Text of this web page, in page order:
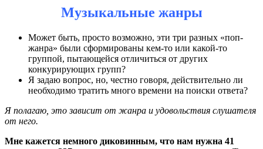
Музыкальные жанры
Может быть, просто возможно, эти три разных «поп-
жанра» были сформированы кем-то или какой-то
группой, пытающейся отличиться от других
конкурирующих групп?
Я задаю вопрос, но, честно говоря, действительно ли
необходимо тратить много времени на поиски ответа?
Я полагаю, это зависит от жанра и удовольствия слушателя
от него.
Мне кажется немного диковинным, что нам нужна 41